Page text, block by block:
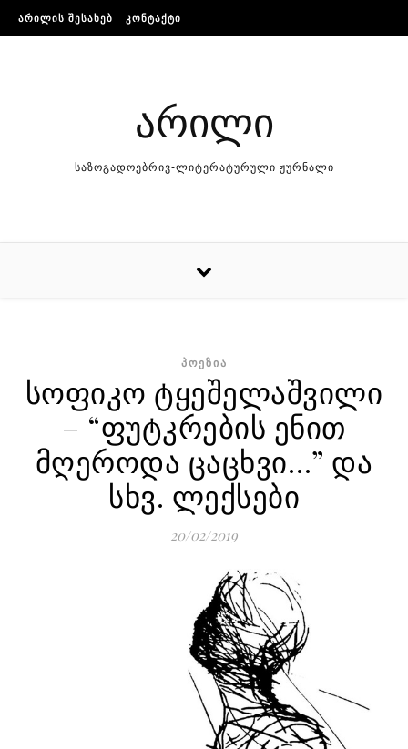
Skip to content
ᲐᲠᲘᲚᲘᲡ ᲨᲔᲡᲐᲮᲔᲑ ᲙᲝᲜᲢᲐᲥᲢᲘ
არილი
საზოგადოებრივ-ლიტერატურული ჟურნალი
ᲞᲝᲔᲖᲘᲐ
სოფიკო ტყეშელაშვილი
– “ფუტკრების ენით
მღეროდა ცაცხვი…” და
სხვ. ლექსები
20/02/2019